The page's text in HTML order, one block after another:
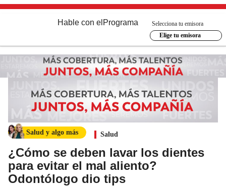
Hable con el Programa
Selecciona tu emisora
Elige tu emisora
Salud y algo más Salud
¿Cómo se deben lavar los dientes
para evitar el mal aliento?
Odontólogo dio tips